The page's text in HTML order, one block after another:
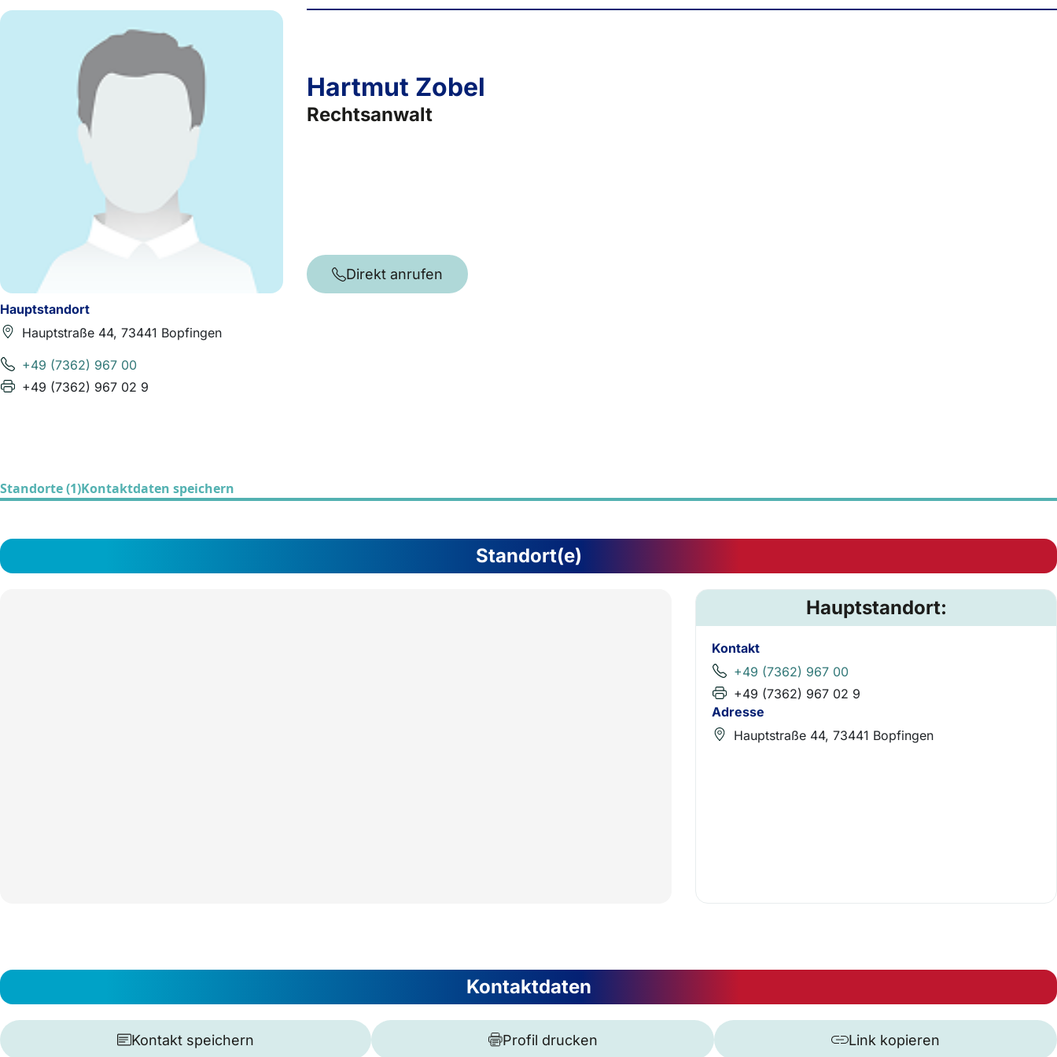
Hauptstandort
Hauptstraße 44, 73441 Bopfingen
+49 (7362) 967 00
+49 (7362) 967 02 9
Hartmut Zobel
Rechtsanwalt
Direkt anrufen
Standorte (1)Kontaktdaten speichern
Standort(e)
Hauptstandort:
Kontakt
+49 (7362) 967 00
+49 (7362) 967 02 9
Adresse
Hauptstraße 44, 73441 Bopfingen
Kontaktdaten
Kontakt speichern Profil drucken Link kopieren